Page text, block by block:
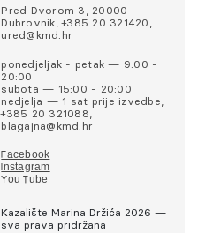
Pred Dvorom 3, 20000
Dubrovnik, +385 20 321420,
ured@kmd.hr
ponedjeljak - petak — 9:00 -
20:00
subota — 15:00 - 20:00
nedjelja — 1 sat prije izvedbe,
+385 20 321088,
blagajna@kmd.hr
Facebook
Instagram
You Tube
Kazalište Marina Držića 2026 —
sva prava pridržana